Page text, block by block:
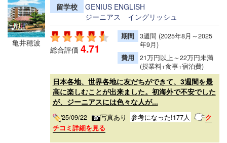
亀井穂波
留学校
GENIUS ENGLISH
ジーニアス イングリッシュ
総合評価 4.71
期間
3週間 (2025年8月～2025
年9月)
費用
21万円以上～22万円未満
(授業料+食事+宿泊費)
日本各地、世界各地に友だちができて、3週間を最
高に楽しむことが出来ました。初海外で不安でした
が、ジーニアスには色々な人が...
'25/09/22 写真あり 参考になった!177人
ク
チコミ詳細を見る